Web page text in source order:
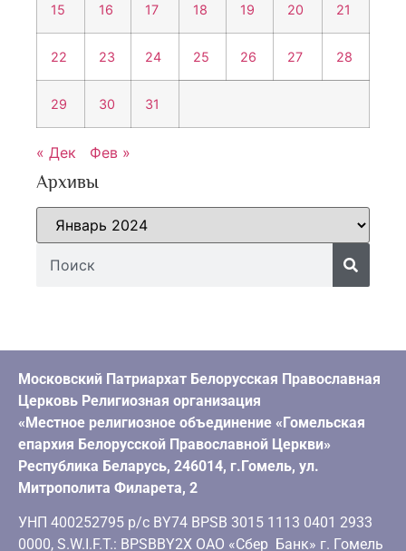
15 16 17 18 19 20 21
22 23 24 25 26 27 28
29 30 31
« Дек Фев »
Архивы
Московский Патриархат Белорусская Православная
Церковь Религиозная организация
«Местное религиозное объединение «Гомельская
епархия Белорусской Православной Церкви»
Республика Беларусь, 246014, г.Гомель, ул.
Митрополита Филарета, 2
УНП 400252795 р/с BY74 BPSB 3015 1113 0401 2933
0000, S.W.I.F.T.: BPSBBY2X ОАО «Сбер Банк» г. Гомель